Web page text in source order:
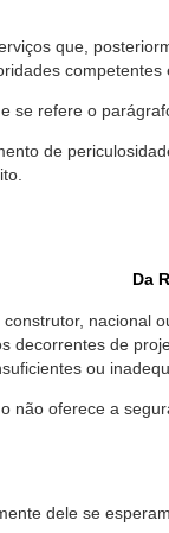
que,
se refere o
de
Da
nacional
decorrentes de
ou
não oferece a
dele se